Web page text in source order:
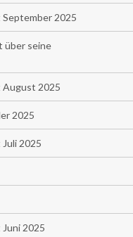
2025
über seine
August 2025
2025
2025
2025